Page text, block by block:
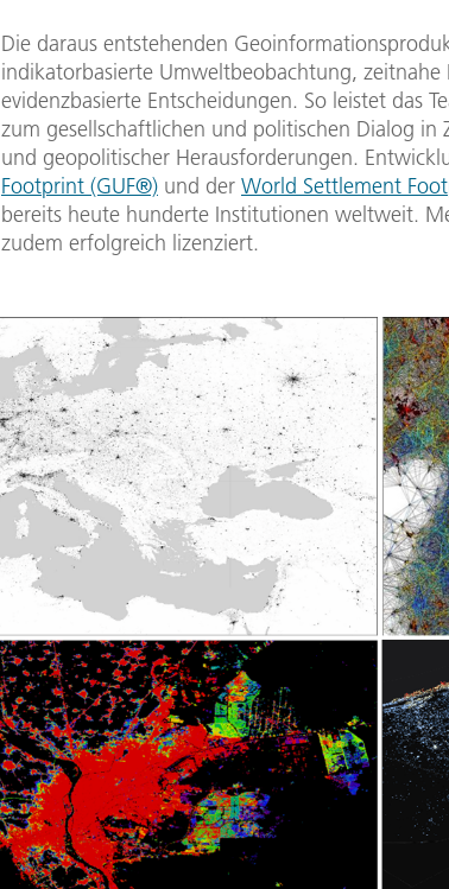
Die daraus entstehenden
indikatorbasierte Umweltbeobachtung,
evidenzbasierte Entscheidungen. So leistet das
zum gesellschaftlichen und politischen Dialog in
und geopolitischer Herausforderungen.
Footprint (GUF®) und der World Settlement
bereits heute hunderte Institutionen weltweit.
zudem erfolgreich lizenziert.